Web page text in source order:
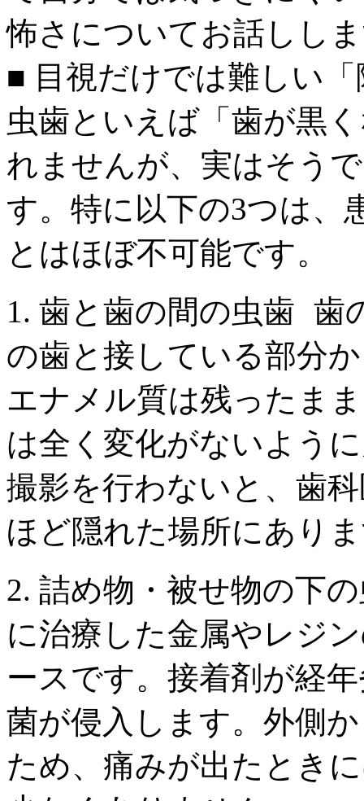
怖さについてお話しし
■ 目視だけでは難しい
虫歯といえば「歯が黒
れませんが、実はそう
す。特に以下の3つは、
とはほぼ不可能です。
1. 歯と歯の間の虫歯 歯
の歯と接している部分
エナメル質は残ったま
は全く変化がないよう
撮影を行わないと、歯
ほど隠れた場所にあり
2. 詰め物・被せ物の下
に治療した金属やレジ
ースです。接着剤が経
菌が侵入します。外側
ため、痛みが出たとき